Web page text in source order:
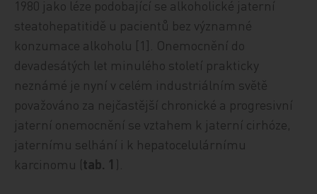
1980 jako léze podobající se alkoholické jaterní
steatohepatitidě u pacientů bez významné
konzumace alkoholu [1]. Onemocnění do
devadesátých let minulého století prakticky
neznámé je nyní v celém industriálním světě
považováno za nejčastější chronické a progresivní
jaterní onemocnění se vztahem k jaterní cirhóze,
jaternímu selhání i k hepatocelulárnímu
karcinomu (tab. 1 ).